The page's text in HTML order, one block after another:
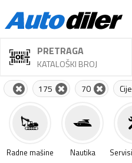
PRETRAGA
KATALOŠKI BROJ
175 70
Radne mašine Nautika